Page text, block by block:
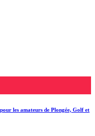
les amateurs de Plongée, Golf et